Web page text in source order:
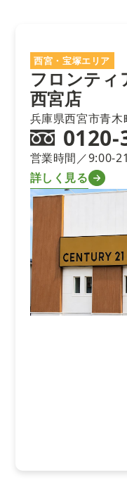
西宮・宝塚エリア
フロンティ
西宮店
兵庫県西宮市青木
0120-
営業時間／9:00-
詳しく見る